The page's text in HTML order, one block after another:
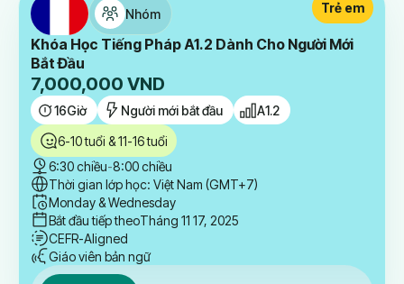
Nhóm
Khóa Học Tiếng Pháp A1.2 Dành Cho Người Mới
Bắt Đầu
7,000,000 VND
16Giờ Người mới bắt đầu A1.2
Trẻ em
6-10 tuổi & 11-16 tuổi
6:30 chiều-8:00 chiều
Thời gian lớp học: Việt Nam (GMT+7)
Monday & Wednesday
Bắt đầu tiếp theoTháng 11 17, 2025
CEFR-Aligned
Giáo viên bản ngữ